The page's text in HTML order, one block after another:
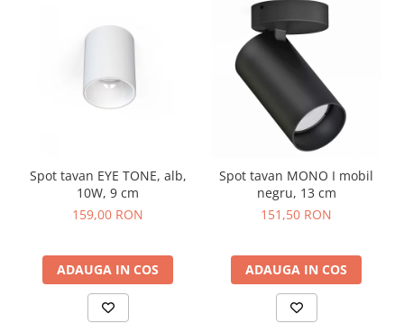
Spot tavan EYE TONE, alb,
10W, 9 cm
159,00 RON
ADAUGA IN COS
Spot tavan MONO I mobil
negru, 13 cm
151,50 RON
ADAUGA IN COS